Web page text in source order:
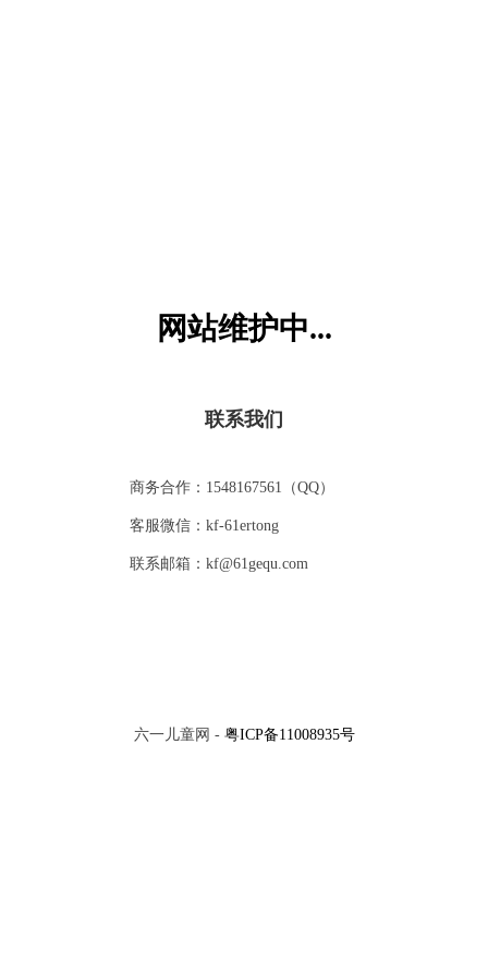
网站维护中...
联系我们
商务合作：1548167561（QQ）
客服微信：kf-61ertong
联系邮箱：kf@61gequ.com
六一儿童网 - 粤ICP备11008935号